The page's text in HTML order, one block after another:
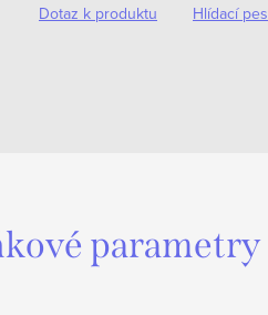
Dotaz k produktu Hlídací pes
parametry